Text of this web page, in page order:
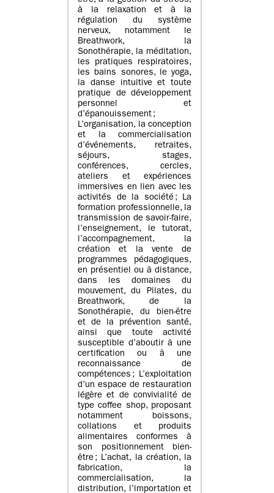
à la relaxation et à la
régulation du système
nerveux, notamment le
Breathwork, la
Sonothérapie, la méditation,
les pratiques respiratoires,
les bains sonores, le yoga,
la danse intuitive et toute
pratique de développement
personnel et
d’épanouissement ;
L’organisation, la conception
et la commercialisation
d’événements, retraites,
séjours, stages,
conférences, cercles,
ateliers et expériences
immersives en lien avec les
activités de la société ; La
formation professionnelle, la
transmission de savoir-faire,
l’enseignement, le tutorat,
l’accompagnement, la
création et la vente de
programmes pédagogiques,
en présentiel ou à distance,
dans les domaines du
mouvement, du Pilates, du
Breathwork, de la
Sonothérapie, du bien-être
et de la prévention santé,
ainsi que toute activité
susceptible d’aboutir à une
certification ou à une
reconnaissance de
compétences ; L’exploitation
d’un espace de restauration
légère et de convivialité de
type coffee shop, proposant
notamment boissons,
collations et produits
alimentaires conformes à
son positionnement bien-
être ; L’achat, la création, la
fabrication, la
commercialisation, la
distribution, l’importation et